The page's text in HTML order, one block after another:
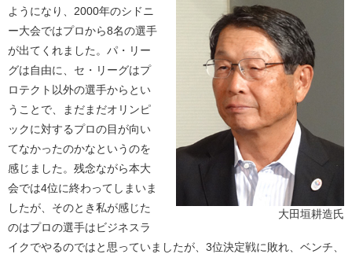
大田垣耕造氏
ようになり、2000年のシドニ
ー大会ではプロから8名の選手
が出てくれました。パ・リー
グは自由に、セ・リーグはプ
ロテクト以外の選手からとい
うことで、まだまだオリンピ
ックに対するプロの目が向い
てなかったのかなというのを
感じました。残念ながら本大
会では4位に終わってしまいま
したが、そのとき私が感じた
のはプロの選手はビジネスラ
イクでやるのではと思っていましたが、3位決定戦に敗れ、ベンチ、